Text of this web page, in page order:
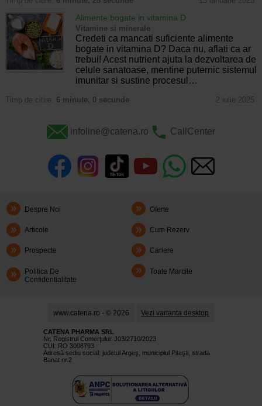
Alimente bogate in vitamina D
Vitamine si minerale
Credeti ca mancati suficiente alimente
bogate in vitamina D? Daca nu, aflati ca ar
trebui! Acest nutrient ajuta la dezvoltarea de
celule sanatoase, mentine puternic sistemul
imunitar si sustine procesul…
Timp de citire: 6 minute, 0 secunde 2 iulie 2025
infoline@catena.ro CallCenter
Despre Noi Oferte
Articole Cum Rezerv
Prospecte Cariere
Politica De
Confidentialitate
Toate Marcile
www.catena.ro - © 2026 Vezi varianta desktop
CATENA PHARMA SRL
Nr. Registrul Comerţului: J03/2710/2023
CUI: RO 3008793
Adresă sediu social: judetul Argeş, municipiul Piteşti, strada
Banat nr.2